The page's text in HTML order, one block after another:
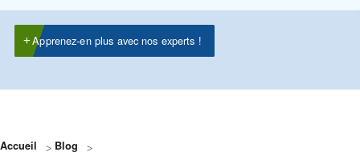
pureté est importante, exempt d’huile ou immergé
l’huile, classes ISO 8573-1, utilisations et conseils
d’entretien pour un approvisionnement propre et
Apprenez-en plus avec nos experts !